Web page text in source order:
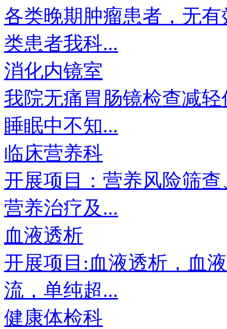
各类晚期肿瘤患者，无
类患者我科...
消化内镜室
我院无痛胃肠镜检查减
睡眠中不知...
临床营养科
开展项目：营养风险筛
营养治疗及...
血液透析
开展项目:血液透析，血
流，单纯超...
健康体检科